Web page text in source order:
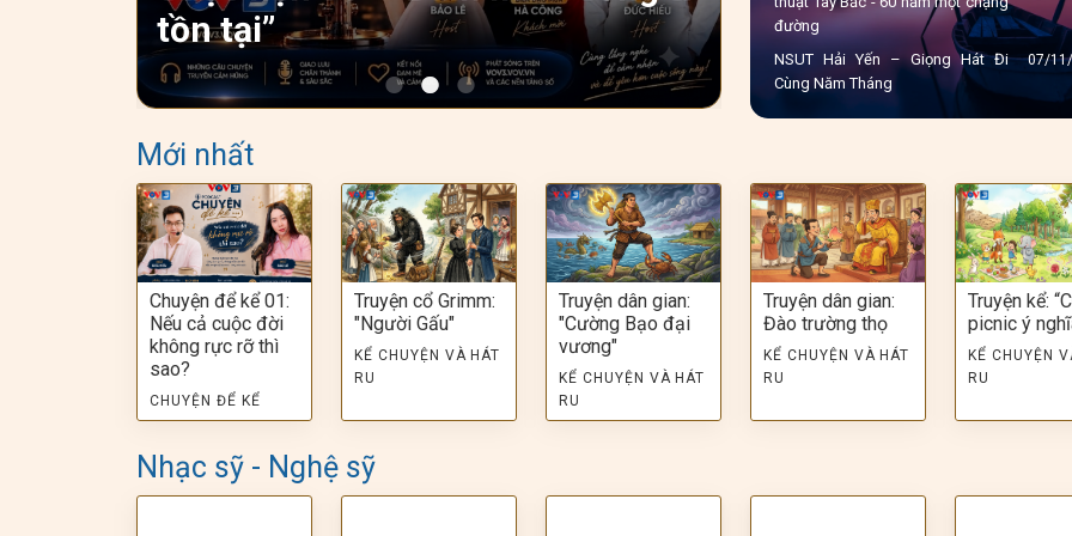
tồn tại”
Những Ông Bố
đường
NSUT Hải Yến – Giọng Hát Đi
Cùng Năm Tháng
07/
Nghe Mai Diệu Ly hát Hà Nội 10/
NSUT HUY HÙNG - GIỌNG HÁT
VÀNG
24/
Mới nhất
Chuyện để kể 01:
Nếu cả cuộc đời
không rực rỡ thì
sao?
CHUYỆN ĐỂ KỂ
Truyện cổ Grimm:
"Người Gấu"
KỂ CHUYỆN VÀ HÁT
RU
Truyện dân gian:
"Cường Bạo đại
vương"
KỂ CHUYỆN VÀ HÁT
RU
Truyện dân gian:
Đào trường thọ
KỂ CHUYỆN VÀ HÁT
RU
Truyện kể:
picnic ý
KỂ CHUYỆN
RU
Nhạc sỹ - Nghệ sỹ